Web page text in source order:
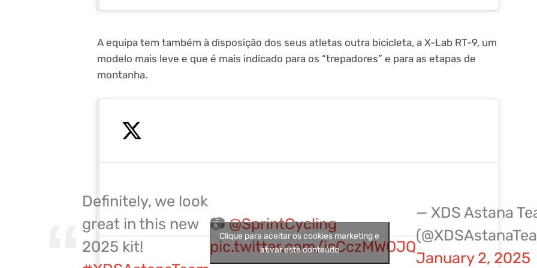
A equipa tem também à disposição dos seus atletas outra bicicleta, a X-Lab RT-9, um
modelo mais leve e que é mais indicado para os “trepadores” e para as etapas de
montanha.
Definitely, we look
great in this new
2025 kit!
📷@SprintCycling
pic.twitter.com/icCczMWOJQ
— XDS Astana
January 2, 2025
Clique para aceitar os cookies marketing e
ativar este conteúdo